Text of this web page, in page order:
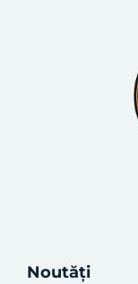
Noutăți